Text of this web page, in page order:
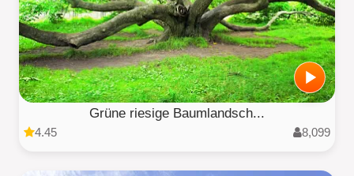
Grüne riesige Baumlandsch...
4.45 8,099